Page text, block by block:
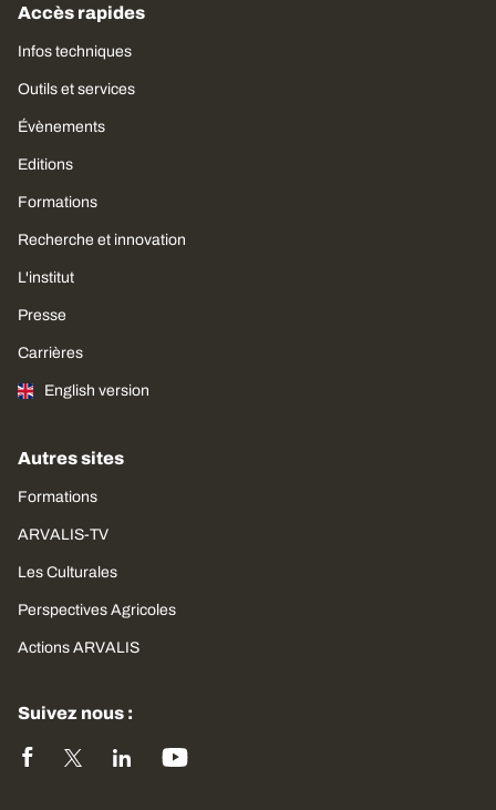
Accès rapides
Infos techniques
Outils et services
Évènements
Editions
Formations
Recherche et innovation
L'institut
Presse
Carrières
English version
Autres sites
Formations
ARVALIS-TV
Les Culturales
Perspectives Agricoles
Actions ARVALIS
Suivez nous :